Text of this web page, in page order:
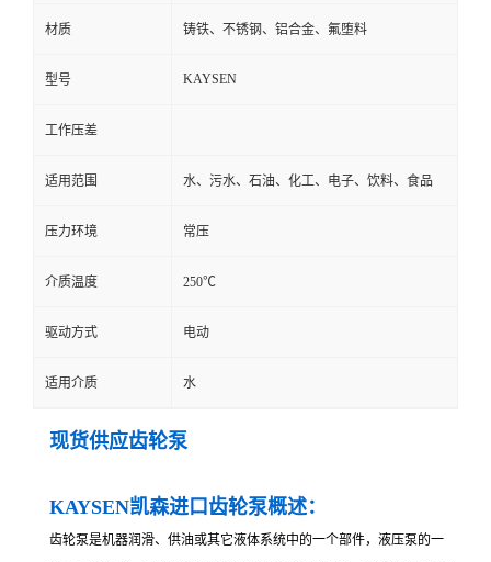
材质 铸铁、不锈钢、铝合金、氟堕料
型号 KAYSEN
工作压差
适用范围 水、污水、石油、化工、电子、饮料、食品
压力环境 常压
介质温度 250℃
驱动方式 电动
适用介质 水
现货供应齿轮泵
KAYSEN凯森进 口齿轮泵概述：
齿轮泵是机器润滑、供油或其它液体系统中的一个部件，液压泵的一